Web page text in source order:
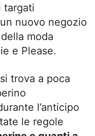
targati
nuovo negozio
moda
e Please.
trova a poca
l’anticipo
le regole